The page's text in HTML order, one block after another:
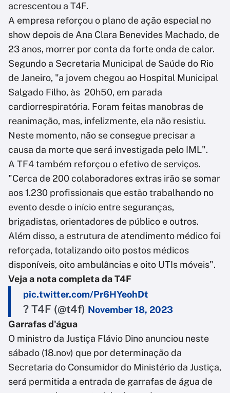
acrescentou a T4F.
A empresa reforçou o plano de ação especial no
show depois de Ana Clara Benevides Machado, de
23 anos, morrer por conta da forte onda de calor.
Segundo a Secretaria Municipal de Saúde do Rio
de Janeiro, "a jovem chegou ao Hospital Municipal
Salgado Filho, às 20h50, em parada
cardiorrespiratória. Foram feitas manobras de
reanimação, mas, infelizmente, ela não resistiu.
Neste momento, não se consegue precisar a
causa da morte que será investigada pelo IML".
A TF4 também reforçou o efetivo de serviços.
"Cerca de 200 colaboradores extras irão se somar
aos 1.230 profissionais que estão trabalhando no
evento desde o início entre seguranças,
brigadistas, orientadores de público e outros.
Além disso, a estrutura de atendimento médico foi
reforçada, totalizando oito postos médicos
disponíveis, oito ambulâncias e oito UTIs móveis".
Veja a nota completa da T4F
pic.twitter.com/Pr6HYeohDt
? T4F (@t4f) November 18, 2023
Garrafas d'água
O ministro da Justiça Flávio Dino anunciou neste
sábado (18.nov) que por determinação da
Secretaria do Consumidor do Ministério da Justiça,
será permitida a entrada de garrafas de água de